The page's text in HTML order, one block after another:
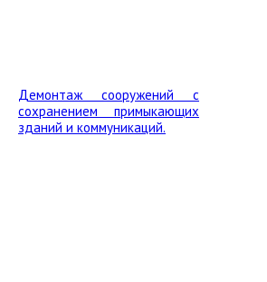
Демонтаж сооружений с
сохранением примыкающих
зданий и коммуникаций.